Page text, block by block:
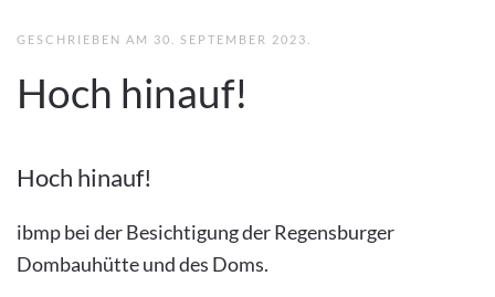
GESCHRIEBEN AM 30. SEPTEMBER 2023
Hoch hinauf!
Hoch hinauf!
ibmp bei der Besichtigung der Regensburger
Dombauhütte und des Doms.